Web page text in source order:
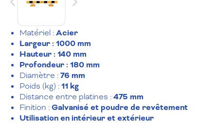
Matériel :Acier
Largeur : 1000 mm
Hauteur : 140 mm
Profondeur : 180 mm
Diamètre :76 mm
Poids (kg) :11 kg
Distance entre platines :475 mm
Finition :Galvanisé et poudre de revêtement
Utilisation en intérieur et extérieur